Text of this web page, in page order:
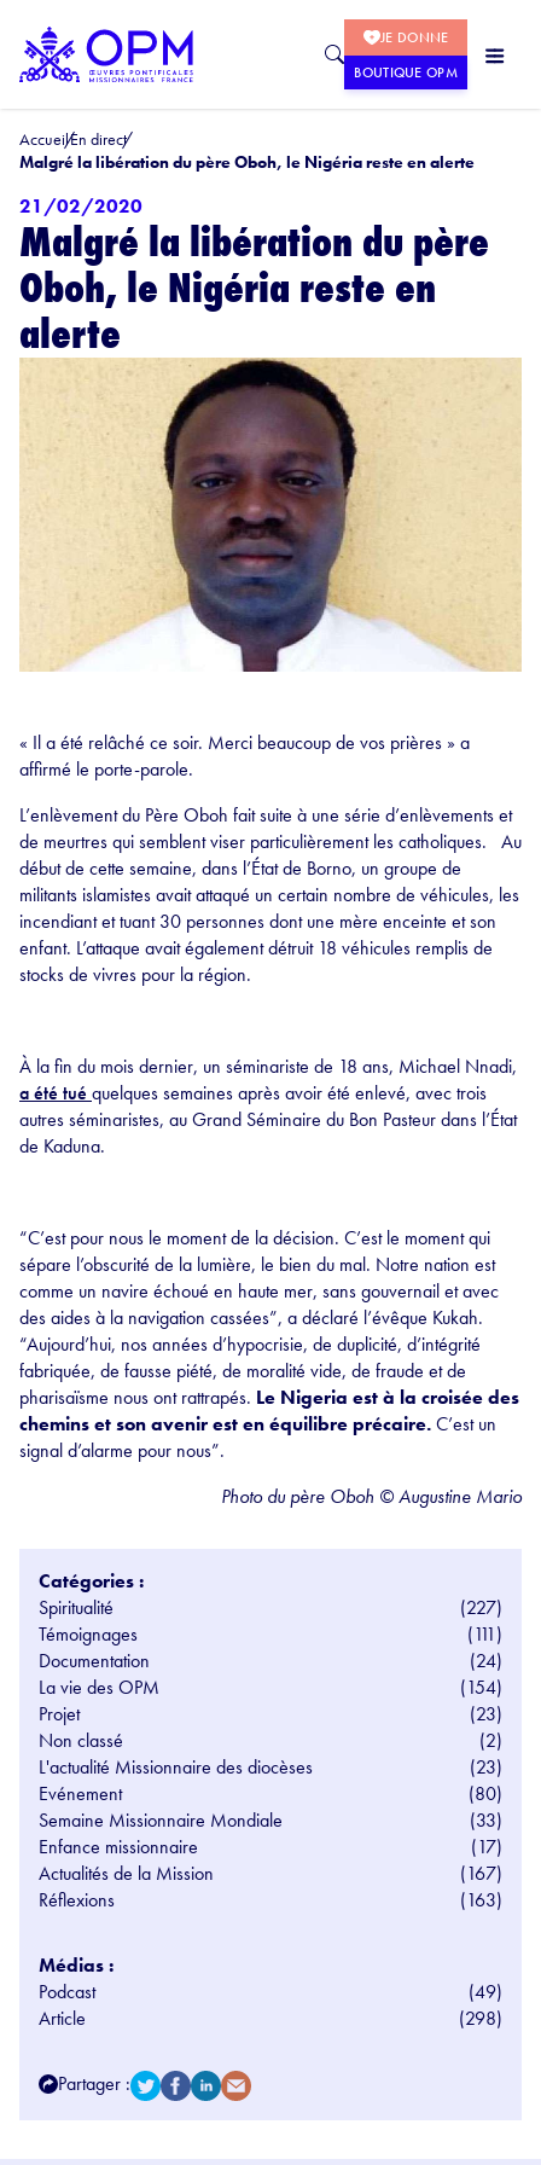
JE DONNE
BOUTIQUE OPM
AccueilEn direct
Malgré la libération du père Oboh, le Nigéria reste en alerte
21/02/2020
Malgré la libération du père
Oboh, le Nigéria reste en
alerte
« Il a été relâché ce soir. Merci beaucoup de vos prières » a
affirmé le porte-parole.
L’enlèvement du Père Oboh fait suite à une série d’enlèvements et
de meurtres qui semblent viser particulièrement les catholiques. Au
début de cette semaine, dans l’État de Borno, un groupe de
militants islamistes avait attaqué un certain nombre de véhicules, les
incendiant et tuant 30 personnes dont une mère enceinte et son
enfant. L’attaque avait également détruit 18 véhicules remplis de
stocks de vivres pour la région.
À la fin du mois dernier, un séminariste de 18 ans, Michael Nnadi,
a été tué quelques semaines après avoir été enlevé, avec trois
autres séminaristes, au Grand Séminaire du Bon Pasteur dans l’État
de Kaduna.
“C’est pour nous le moment de la décision. C’est le moment qui
sépare l’obscurité de la lumière, le bien du mal. Notre nation est
comme un navire échoué en haute mer, sans gouvernail et avec
des aides à la navigation cassées”, a déclaré l’évêque Kukah.
“Aujourd’hui, nos années d’hypocrisie, de duplicité, d’intégrité
fabriquée, de fausse piété, de moralité vide, de fraude et de
pharisaïsme nous ont rattrapés. Le Nigeria est à la croisée des
chemins et son avenir est en équilibre précaire.C’est un
signal d’alarme pour nous”.
Photo du père Oboh © Augustine Mario
Catégories :
Spiritualité
(227)
Témoignages
(111)
Documentation
(24)
La vie des OPM
(154)
Projet
(23)
Non classé
(2)
L'actualité Missionnaire des diocèses
(23)
Evénement
(80)
Semaine Missionnaire Mondiale
(33)
Enfance missionnaire
(17)
Actualités de la Mission
(167)
Réflexions
(163)
Médias :
Podcast
(49)
Article
(298)
Partager :